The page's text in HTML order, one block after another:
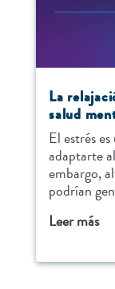
La
salud
El estrés
adaptarte
embargo,
podrían
Leer más